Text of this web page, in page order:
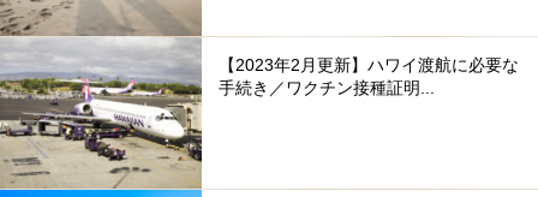
【2023年2月更新】ハワイ渡航に必要な
手続き／ワクチン接種証明...